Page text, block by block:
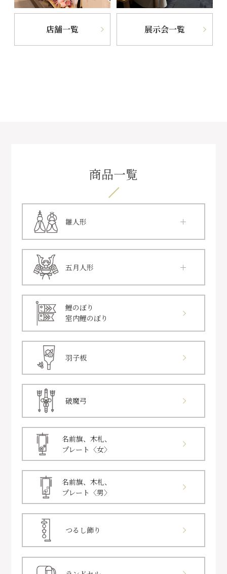
店舗一覧 展示会一覧
商品一覧
雛人形
五月人形
鯉のぼり
室内鯉のぼり
羽子板
破魔弓
名前旗、木札、
プレート〈女〉
名前旗、木札、
プレート〈男〉
つるし飾り